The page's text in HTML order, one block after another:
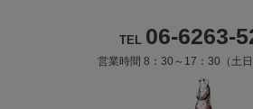
TEL 06-6263-
営業時間 8：30～17：30（土日